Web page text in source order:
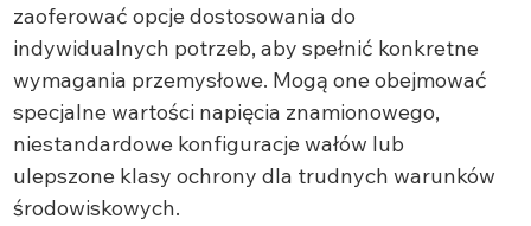
zaoferować opcje dostosowania do
indywidualnych potrzeb, aby spełnić konkretne
wymagania przemysłowe. Mogą one obejmować
specjalne wartości napięcia znamionowego,
niestandardowe konfiguracje wałów lub
ulepszone klasy ochrony dla trudnych warunków
środowiskowych.